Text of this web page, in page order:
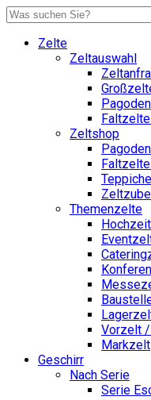
Zelte
Zeltauswahl
Pagoden
Zeltshop
Pagoden
Teppiche
Themenzelte
Vorzelt /
Markzelt
Geschirr
Nach Serie
Serie